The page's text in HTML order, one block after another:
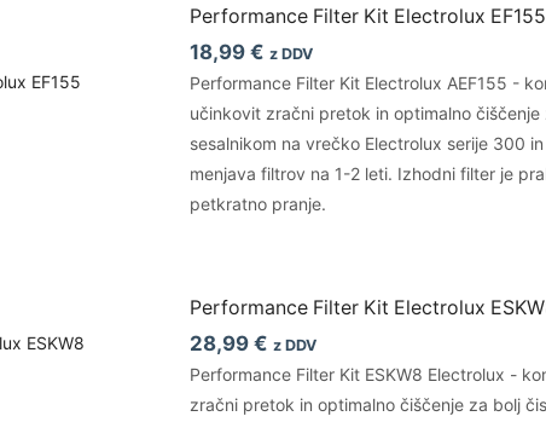
Performance Filter Kit Electrolux EF155
18,99 € z DDV
Performance Filter Kit Electrolux AEF155 -
učinkovit zračni pretok in optimalno
sesalnikom na vrečko Electrolux serije 300
menjava filtrov na 1-2 leti. Izhodni filter je
petkratno pranje.
Performance Filter Kit Electrolux
28,99 € z DDV
Performance Filter Kit ESKW8 Electrolux -
zračni pretok in optimalno čiščenje za bolj